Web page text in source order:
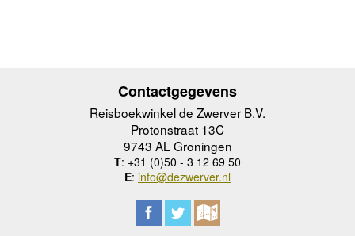
Contactgegevens
Reisboekwinkel de Zwerver B.V.
Protonstraat 13C
9743 AL Groningen
T: +31 (0)50 - 3 12 69 50
E: info@dezwerver.nl